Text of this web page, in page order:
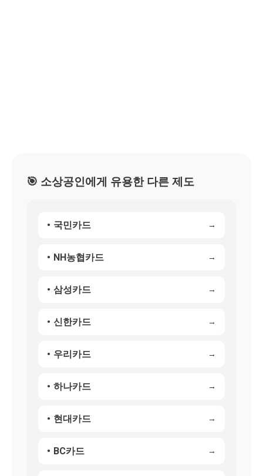
🎯 소상공인에게 유용한 다른 제도
국민카드
NH농협카드
삼성카드
신한카드
우리카드
하나카드
현대카드
BC카드